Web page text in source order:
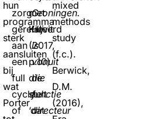
hun
programma
sterk
aansluiten
bij
wat
Porter
zorg
gerelateerd
aan
een
full
cycle
of
met
Kievit
(2017,
p.10)
die
stelt
‘dat
Groningen.
Hij
is
vanuit
die
functie
directeur
mixed
methods
study
(f.c.).
Berwick,
D.M.
(2016),